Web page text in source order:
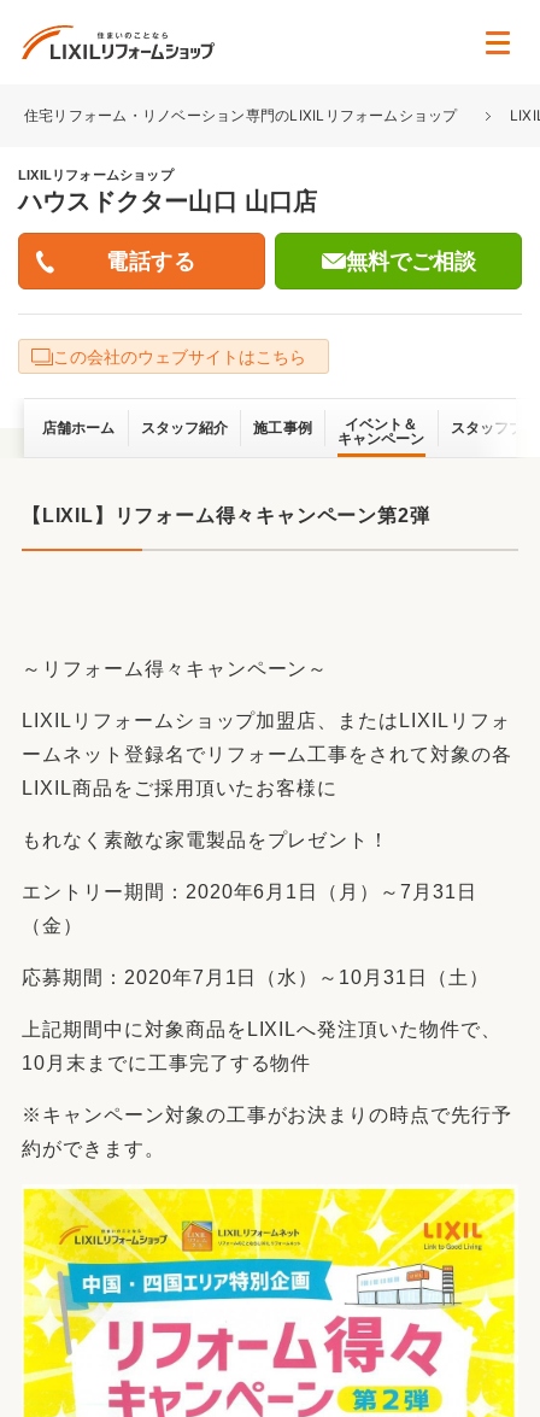
住宅リフォーム・リノベーション専門のLIXILリフォームショップ
LIXILリフォームショップ
ハウスドクター山口 山口店
無料でご相談
この会社のウェブサイトはこちら
店舗ホーム スタッフ紹介 施工事例
イベント＆
キャンペーン
スタッフブ
【LIXIL】リフォーム得々キャンペーン第2弾
～リフォーム得々キャンペーン～
LIXILリフォームショップ加盟店、またはLIXILリフォ
ームネット登録名でリフォーム工事をされて対象の各
LIXIL商品をご採用頂いたお客様に
もれなく素敵な家電製品をプレゼント！
エントリー期間：2020年6月1日（月）～7月31日
（金）
応募期間：2020年7月1日（水）～10月31日（土）
上記期間中に対象商品をLIXILへ発注頂いた物件で、
10月末までに工事完了する物件
※キャンペーン対象の工事がお決まりの時点で先行予
約ができます。